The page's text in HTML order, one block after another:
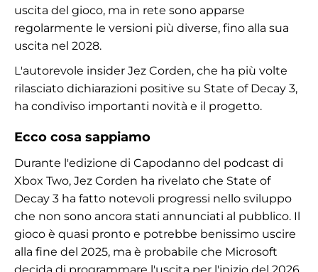
uscita del gioco, ma in rete sono apparse
regolarmente le versioni più diverse, fino alla sua
uscita nel 2028.
L'autorevole insider Jez Corden, che ha più volte
rilasciato dichiarazioni positive su State of Decay 3,
ha condiviso importanti novità e il progetto.
Ecco cosa sappiamo
Durante l'edizione di Capodanno del podcast di
Xbox Two, Jez Corden ha rivelato che State of
Decay 3 ha fatto notevoli progressi nello sviluppo
che non sono ancora stati annunciati al pubblico. Il
gioco è quasi pronto e potrebbe benissimo uscire
alla fine del 2025, ma è probabile che Microsoft